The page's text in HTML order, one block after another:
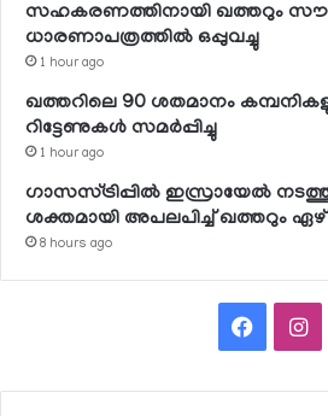
സഹകരണത്തിനായി ഖത്തറും
ധാരണാപത്രത്തില്‍ ഒപ്പുവച്ചു
1 hour ago
ഖത്തറിലെ 90 ശതമാനം
റിട്ടേണുകള്‍ സമര്‍പ്പിച്ചു
1 hour ago
ഗാസസ്ട്രിപ്പില്‍ ഇസ്രായേല്‍
ശക്തമായി അപലപിച്ച് ഖത്തറും
8 hours ago